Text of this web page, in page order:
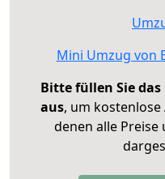
Mini Umzug von
Bitte füllen Sie
aus, um
denen alle